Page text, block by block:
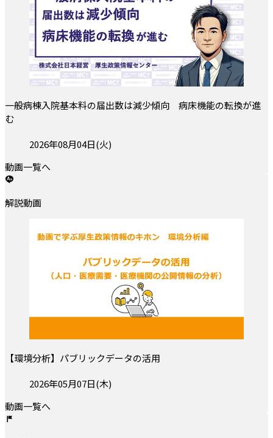
一般病棟入院基本料の届出数は減少傾向 病床機能の転換が進
む
投稿日:2026年08月04日(火)
動画一覧へ
解説動画
【環境分析】パブリックデータの活用
投稿日:2026年05月07日(木)
動画一覧へ